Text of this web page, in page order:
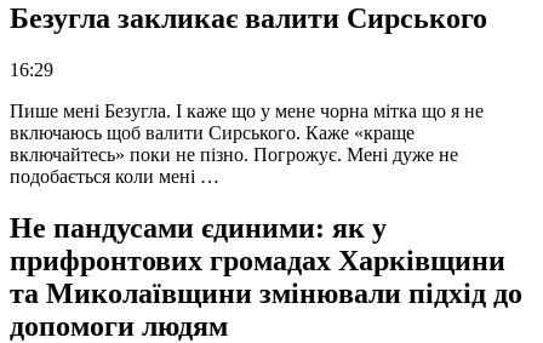
Безугла закликає валити Сирського
16:29
Пише мені Безугла. І каже що у мене чорна мітка що я не
включаюсь щоб валити Сирського. Каже «краще
включайтесь» поки не пізно. Погрожує. Мені дуже не
подобається коли мені …
Не пандусами єдиними: як у
прифронтових громадах Харківщини
та Миколаївщини змінювали підхід до
допомоги людям